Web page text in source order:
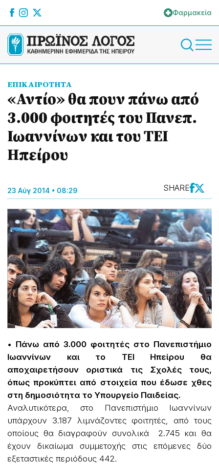
Φαρμακεία
ΕΠΙΚΑΙΡΟΤΗΤΑ
«Αντίο» θα πουν πάνω από
3.000 φοιτητές του Πανεπ.
Ιωαννίνων και του ΤΕΙ
Ηπείρου
23 Αύγ 2014 • 08:29 SHARE
• Πάνω από 3.000 φοιτητές στο Πανεπιστήμιο
Ιωαννίνων και το ΤΕΙ Ηπείρου θα
αποχαιρετήσουν οριστικά τις Σχολές τους,
όπως προκύπτει από στοιχεία που έδωσε χθες
στη δημοσιότητα το Υπουργείο Παιδείας.
Αναλυτικότερα, στο Πανεπιστήμιο Ιωαννίνων
υπάρχουν 3.187 λιμνάζοντες φοιτητές, από τους
οποίους θα διαγραφούν συνολικά 2.745 και θα
έχουν δικαίωμα συμμετοχής στις επόμενες δύο
εξεταστικές περιόδους 442.